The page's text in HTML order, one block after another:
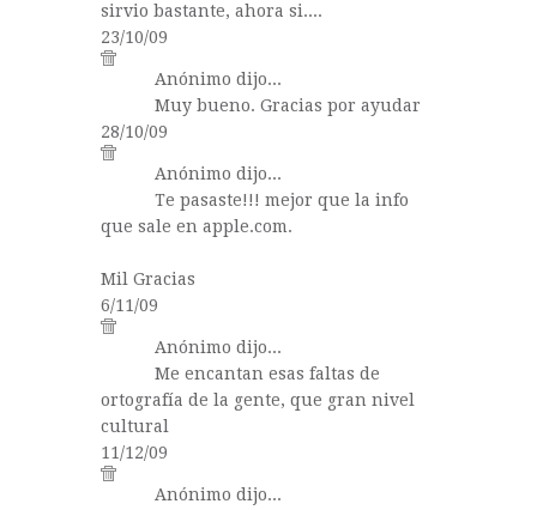
sirvio bastante, ahora si....
23/10/09
Anónimo dijo...
Muy bueno. Gracias por ayudar
28/10/09
Anónimo dijo...
Te pasaste!!! mejor que la info
que sale en apple.com.
Mil Gracias
6/11/09
Anónimo dijo...
Me encantan esas faltas de
ortografía de la gente, que gran nivel
cultural
11/12/09
Anónimo dijo...